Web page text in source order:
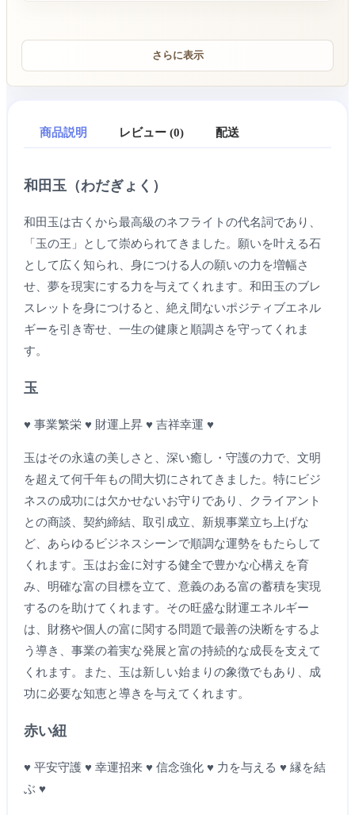
さらに表示
和田玉（わだぎょく）
和田玉は古くから最高級のネフライトの代名詞であり、
「玉の王」として崇められてきました。願いを叶える石
として広く知られ、身につける人の願いの力を増幅さ
せ、夢を現実にする力を与えてくれます。和田玉のブレ
スレットを身につけると、絶え間ないポジティブエネル
ギーを引き寄せ、一生の健康と順調さを守ってくれま
す。
玉
♥ 事業繁栄 ♥ 財運上昇 ♥ 吉祥幸運 ♥
玉はその永遠の美しさと、深い癒し・守護の力で、文明
を超えて何千年もの間大切にされてきました。特にビジ
ネスの成功には欠かせないお守りであり、クライアント
との商談、契約締結、取引成立、新規事業立ち上げな
ど、あらゆるビジネスシーンで順調な運勢をもたらして
くれます。玉はお金に対する健全で豊かな心構えを育
み、明確な富の目標を立て、意義のある富の蓄積を実現
するのを助けてくれます。その旺盛な財運エネルギー
は、財務や個人の富に関する問題で最善の決断をするよ
う導き、事業の着実な発展と富の持続的な成長を支えて
くれます。また、玉は新しい始まりの象徴でもあり、成
功に必要な知恵と導きを与えてくれます。
赤い紐
♥ 平安守護 ♥ 幸運招来 ♥ 信念強化 ♥ 力を与える ♥ 縁を結
ぶ ♥
商品説明 レビュー (0) 配送